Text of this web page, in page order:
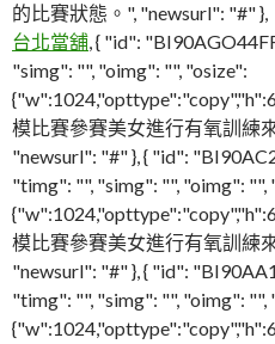
的比賽狀態。", "newsurl": "#" },
台北當舖, { "id":
"simg": "", "oimg": "", "osize":
模比賽參賽美女進行有氧訓練
"newsurl": "#" }, { "id":
"timg": "", "simg": "", "oimg": "",
模比賽參賽美女進行有氧訓練
"newsurl": "#" }, { "id":
"timg": "", "simg": "", "oimg": "",